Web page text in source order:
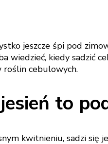
jeszcze śpi pod
wiedzieć, kiedy sadzić
roślin cebulowych.
to
kwitnieniu, sadzi się